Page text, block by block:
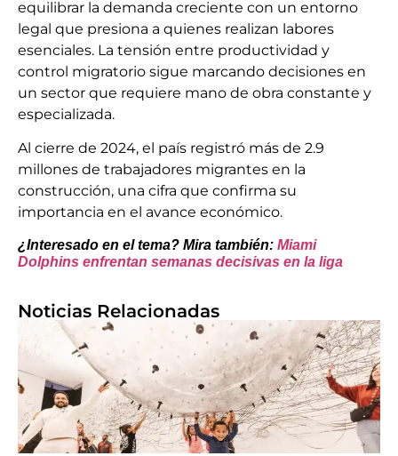
equilibrar la demanda creciente con un entorno
legal que presiona a quienes realizan labores
esenciales. La tensión entre productividad y
control migratorio sigue marcando decisiones en
un sector que requiere mano de obra constante y
especializada.
Al cierre de 2024, el país registró más de 2.9
millones de trabajadores migrantes en la
construcción, una cifra que confirma su
importancia en el avance económico.
¿Interesado en el tema? Mira también: Miami
Dolphins enfrentan semanas decisivas en la liga
Noticias Relacionadas